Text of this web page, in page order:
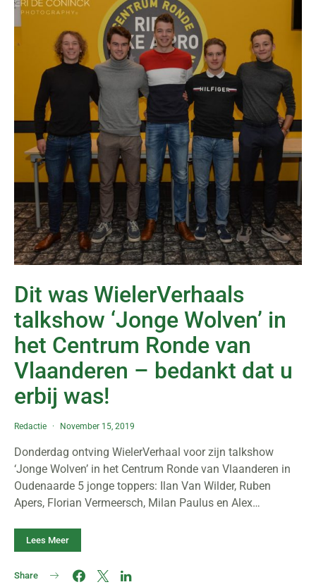
Dit was WielerVerhaals
talkshow ‘Jonge Wolven’ in
het Centrum Ronde van
Vlaanderen – bedankt dat u
erbij was!
Redactie November 15, 2019
Donderdag ontving WielerVerhaal voor zijn talkshow
‘Jonge Wolven’ in het Centrum Ronde van Vlaanderen in
Oudenaarde 5 jonge toppers: Ilan Van Wilder, Ruben
Apers, Florian Vermeersch, Milan Paulus en Alex…
Lees Meer
Share